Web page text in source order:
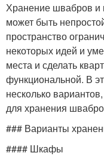
Хранение швабров и
может быть
пространство
некоторых идей и
места и сделать
функциональной. В
несколько
для хранения
### Варианты
#### Шкафы